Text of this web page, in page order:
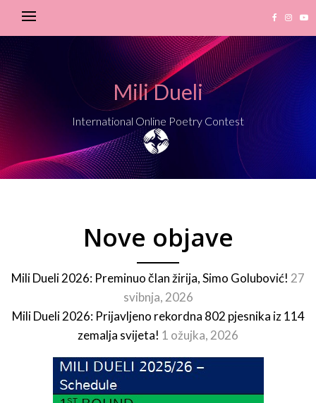
Mili Dueli
International Online Poetry Contest
Nove objave
Mili Dueli 2026: Preminuo član žirija, Simo Golubović! 27
svibnja, 2026
Mili Dueli 2026: Prijavljeno rekordna 802 pjesnika iz 114
zemalja svijeta! 1 ožujka, 2026